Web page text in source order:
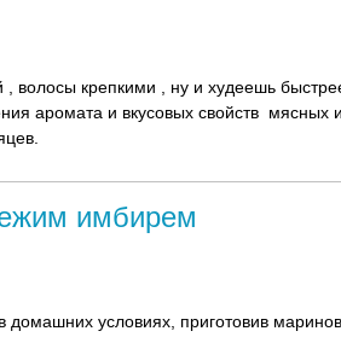
, волосы крепкими , ну и худеешь
аромата и вкусовых свойств
имбирем
домашних условиях, приготовив